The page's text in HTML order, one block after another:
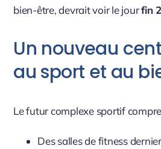
bien-être, devrait voir le jourfin
Un nouveau
au sport et au
Le futur complexe sportif
Des salles de fitness